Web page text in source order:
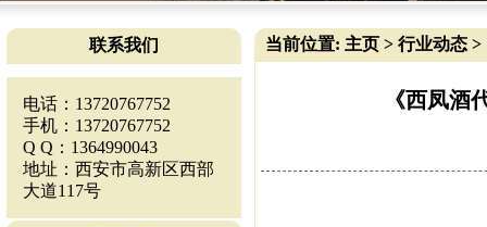
联系我们
电话：13720767752
手机：13720767752
Q Q：1364990043
地址：西安市高新区西部
大道117号
当前位置: 主页 > 行业动态 >
《西凤酒